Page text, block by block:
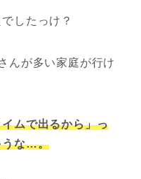
したっけ？
んが多い家庭が行け
ムで出るから」っ
うな…。